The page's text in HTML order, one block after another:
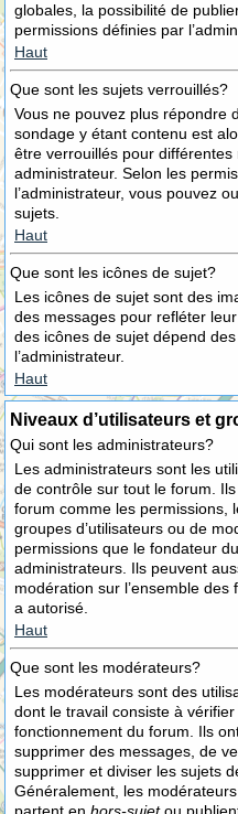
globales, la possibilité de
permissions définies par
Haut
Que sont les sujets verrouillés?
Vous ne pouvez plus répondre
sondage y étant contenu est
être verrouillés pour
administrateur. Selon les
l’administrateur, vous pouvez
sujets.
Haut
Que sont les icônes de sujet?
Les icônes de sujet sont des
des messages pour refléter
des icônes de sujet dépend
l’administrateur.
Haut
Niveaux d’utilisateurs et
Qui sont les administrateurs?
Les administrateurs sont les
de contrôle sur tout le forum.
forum comme les permissions,
groupes d’utilisateurs ou de
permissions que le fondateur
administrateurs. Ils peuvent
modération sur l’ensemble
a autorisé.
Haut
Que sont les modérateurs?
Les modérateurs sont des
dont le travail consiste à
fonctionnement du forum. Ils
supprimer des messages, de
supprimer et diviser les sujets
Généralement, les